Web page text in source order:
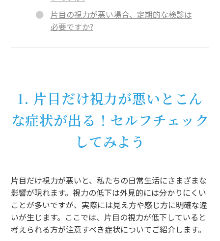
片目の視力が悪い場合、定期的な検診は
必要ですか?
1. 片目だけ視力が悪いとこん
な症状が出る！セルフチェック
してみよう
片目だけ視力が悪いと、私たちの日常生活にさまざまな
影響が現れます。視力の低下は外見的には分かりにくい
ことが多いですが、実際には見え方や感じ方に明確な違
いが生じます。ここでは、片目の視力が低下していると
考えられる方が注意すべき症状についてご紹介します。